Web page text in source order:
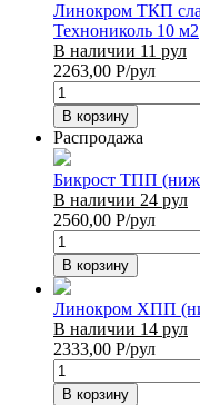
Линокром ТКП
Технониколь 10 м2
В наличии 11 рул
2263,00 Р/рул
В корзину
Распродажа
Бикрост ТПП
В наличии 24 рул
2560,00 Р/рул
В корзину
Линокром ХПП
В наличии 14 рул
2333,00 Р/рул
В корзину